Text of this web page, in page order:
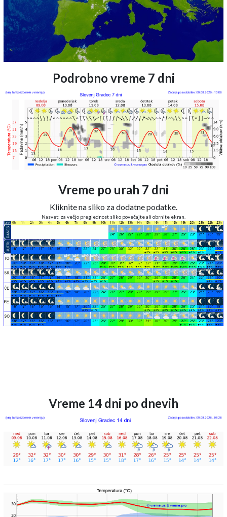
Podrobno vreme 7 dni
Vreme po urah 7 dni
Kliknite na sliko za dodatne podatke.
Nasvet: za večjo preglednost sliko povečajte ali obrnite ekran.
Vreme 14 dni po dnevih